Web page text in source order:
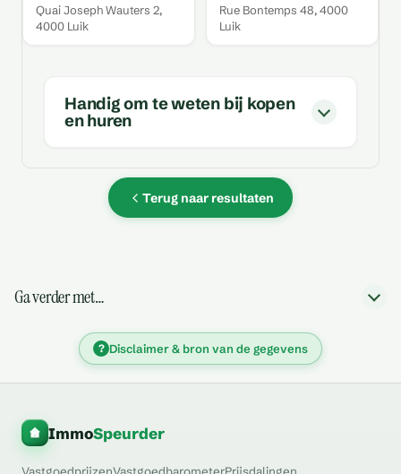
Quai Joseph Wauters 2,
4000 Luik
Rue Bontemps 48, 4000
Luik
Handig om te weten bij kopen
en huren
Terug naar resultaten
Ga verder met…
? Disclaimer & bron van de gegevens
ImmoSpeurder